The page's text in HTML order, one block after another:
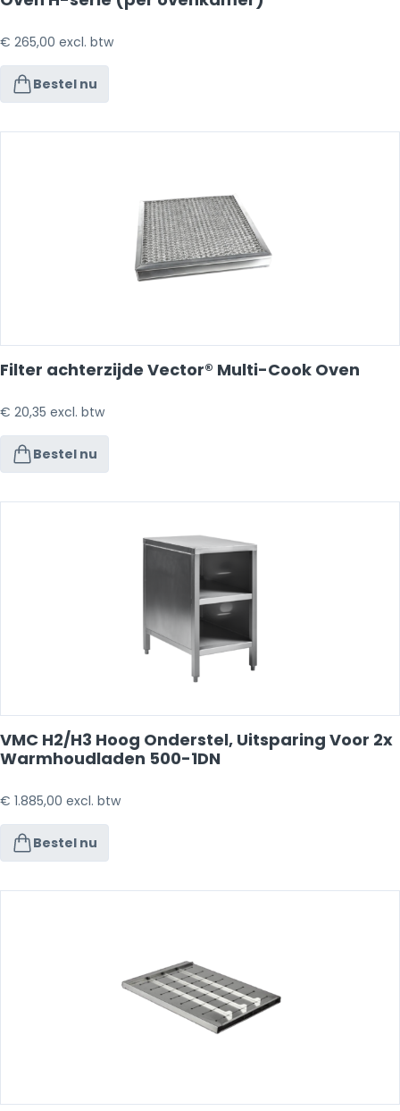
€ 265,00 excl. btw
Bestel nu
Filter achterzijde Vector® Multi-Cook Oven
€ 20,35 excl. btw
Bestel nu
VMC H2/H3 Hoog Onderstel, Uitsparing Voor 2x
Warmhoudladen 500-1DN
€ 1.885,00 excl. btw
Bestel nu